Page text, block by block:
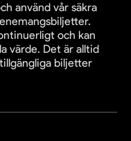
använd vår säkra
och kan
värde. Det är alltid
biljetter